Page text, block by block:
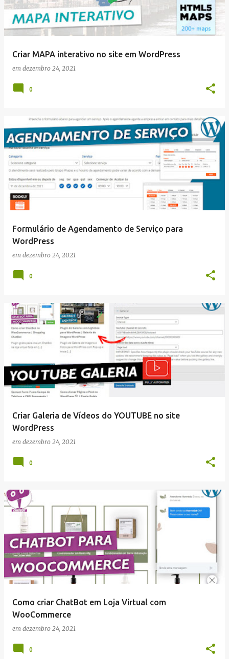
Criar MAPA interativo no site em WordPress
em dezembro 24, 2021
0
Formulário de Agendamento de Serviço para
WordPress
em dezembro 24, 2021
0
Criar Galeria de Vídeos do YOUTUBE no site
WordPress
em dezembro 24, 2021
0
Como criar ChatBot em Loja Virtual com
WooCommerce
em dezembro 24, 2021
0